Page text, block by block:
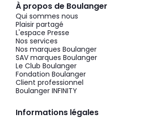
À propos de Boulanger
Qui sommes nous
Plaisir partagé
L'espace Presse
Nos services
Nos marques Boulanger
SAV marques Boulanger
Le Club Boulanger
Fondation Boulanger
Client professionnel
Boulanger INFINITY
Informations légales